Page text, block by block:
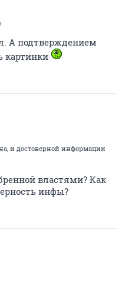
А подтверждением
картинки
и достоверной информации
властями? Как
инфы?